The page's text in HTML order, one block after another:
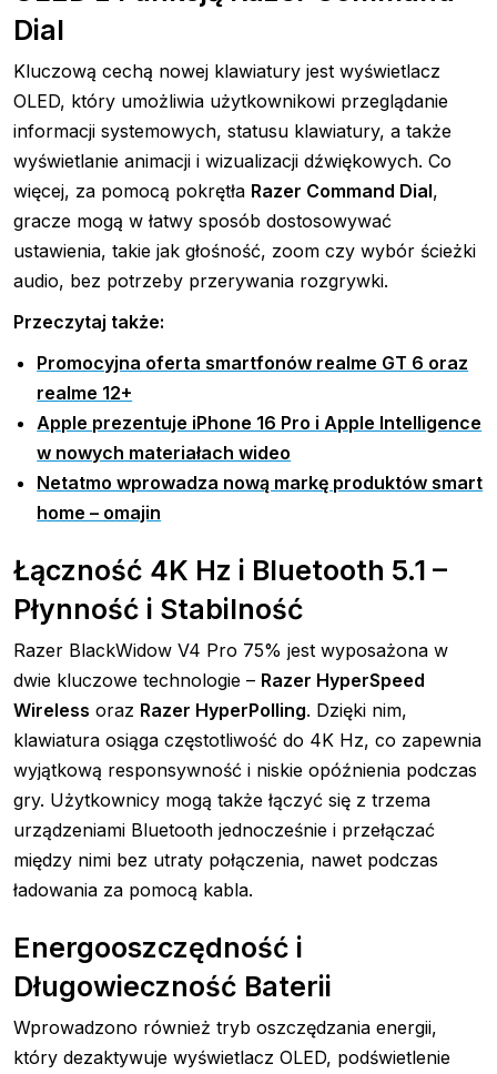
Dial
Kluczową cechą nowej klawiatury jest wyświetlacz
OLED, który umożliwia użytkownikowi przeglądanie
informacji systemowych, statusu klawiatury, a także
wyświetlanie animacji i wizualizacji dźwiękowych. Co
więcej, za pomocą pokrętła Razer Command Dial,
gracze mogą w łatwy sposób dostosowywać
ustawienia, takie jak głośność, zoom czy wybór ścieżki
audio, bez potrzeby przerywania rozgrywki.
Przeczytaj także:
Promocyjna oferta smartfonów realme GT 6 oraz
realme 12+
Apple prezentuje iPhone 16 Pro i Apple Intelligence
w nowych materiałach wideo
Netatmo wprowadza nową markę produktów smart
home – omajin
Łączność 4K Hz i Bluetooth 5.1 –
Płynność i Stabilność
Razer BlackWidow V4 Pro 75% jest wyposażona w
dwie kluczowe technologie – Razer HyperSpeed
Wireless oraz Razer HyperPolling. Dzięki nim,
klawiatura osiąga częstotliwość do 4K Hz, co zapewnia
wyjątkową responsywność i niskie opóźnienia podczas
gry. Użytkownicy mogą także łączyć się z trzema
urządzeniami Bluetooth jednocześnie i przełączać
między nimi bez utraty połączenia, nawet podczas
ładowania za pomocą kabla.
Energooszczędność i
Długowieczność Baterii
Wprowadzono również tryb oszczędzania energii,
który dezaktywuje wyświetlacz OLED, podświetlenie